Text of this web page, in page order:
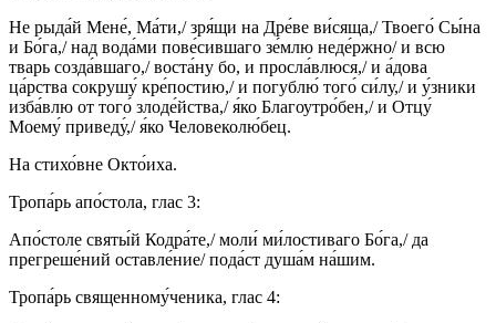
Не рыда́й Мене́, Ма́ти,/ зря́щи на Дре́ве ви́сяща,/ Твоего́ Сы́на
и Бо́га,/ над вода́ми пове́сившаго зе́млю неде́ржно/ и всю
тварь созда́вшаго,/ воста́ну бо, и просла́влюся,/ и а́дова
ца́рства сокрушу́ кре́постию,/ и погублю́ того́ си́лу,/ и у́зники
изба́влю от того́ злоде́йства,/ я́ко Благоутро́бен,/ и Отцу́
Моему́ приведу́,/ я́ко Человеколю́бец.
На стихо́вне Окто́иха.
Тропа́рь апо́стола, глас 3:
Апо́столе святы́й Кодра́те,/ моли́ ми́лостиваго Бо́га,/ да
прегреше́ний оставле́ние/ пода́ст душа́м на́шим.
Тропа́рь священному́ченика, глас 4: